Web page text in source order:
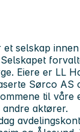
selskap
Eiere er LL
Sørco AS
til våre
aktører.